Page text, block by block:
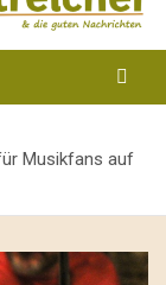
Musikfans auf